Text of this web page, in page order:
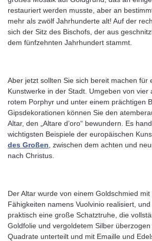
restauriert werden musste, aber an
mehr als zwölf Jahrhunderte alt! Auf der
sich der Sitz des Bischofs, der aus
dem fünfzehnten Jahrhundert stammt.
Aber jetzt sollten Sie sich bereit machen für
Kunstwerke in der Stadt. Umgeben von vier
rotem Porphyr und unter einem prächtigen
Gipsdekorationen können Sie den
Altar, den „Altare d’oro“ bewundern. Es
wichtigsten Beispiele der europäischen
des Großen , zwischen dem achten und
nach Christus.
Der Altar wurde von einem Goldschmied
Fähigkeiten namens Vuolvinio realisiert,
praktisch eine große Schatztruhe, die
Goldfolie und vergoldetem Silber
Quadrate unterteilt und mit Emaille und